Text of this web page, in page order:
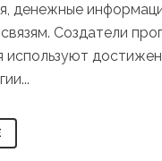
денежные
Создатели
используют